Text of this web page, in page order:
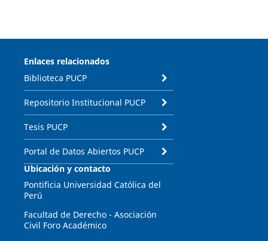
Enlaces relacionados
Biblioteca PUCP
Repositorio Institucional PUCP
Tesis PUCP
Portal de Datos Abiertos PUCP
Ubicación y contacto
Pontificia Universidad Católica del
Perú
Facultad de Derecho - Asociación
Civil Foro Académico